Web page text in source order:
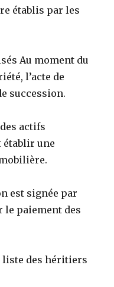
établis par les
Au moment du
l’acte de
succession.
actifs
une
est signée par
le paiement des
liste des héritiers